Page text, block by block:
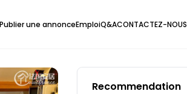
Publier une annonceEmploiQ&ACONTACTEZ-NOUS
Recommendation